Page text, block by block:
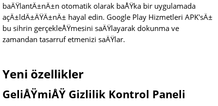
baÄŸlantÄ±nÄ±n otomatik olarak baÅŸka bir uygulamada
açÄ±ldÄ±ÄŸÄ±nÄ± hayal edin. Google Play Hizmetleri APK'sÄ±
bu sihrin gerçekleÅŸmesini saÄŸlayarak dokunma ve
zamandan tasarruf etmenizi saÄŸlar.
Yeni özellikler
GeliÅŸmiÅŸ Gizlilik Kontrol Paneli